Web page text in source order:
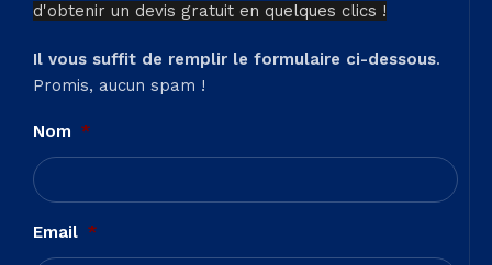
d'obtenir un devis gratuit en quelques clics !
Il vous suffit de remplir le formulaire ci-dessous.
Promis, aucun spam !
Nom *
Email *